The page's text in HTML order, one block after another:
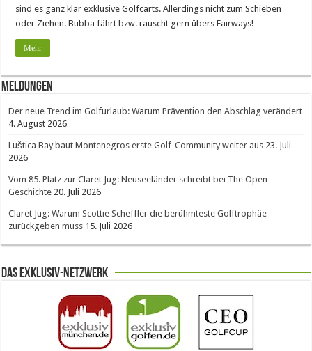
sind es ganz klar exklusive Golfcarts. Allerdings nicht zum Schieben
oder Ziehen. Bubba fährt bzw. rauscht gern übers Fairways!
Mehr
Meldungen
Der neue Trend im Golfurlaub: Warum Prävention den Abschlag verändert
4. August 2026
Luštica Bay baut Montenegros erste Golf-Community weiter aus 23. Juli
2026
Vom 85. Platz zur Claret Jug: Neuseeländer schreibt bei The Open
Geschichte 20. Juli 2026
Claret Jug: Warum Scottie Scheffler die berühmteste Golftrophäe
zurückgeben muss 15. Juli 2026
Das Exklusiv-Netzwerk